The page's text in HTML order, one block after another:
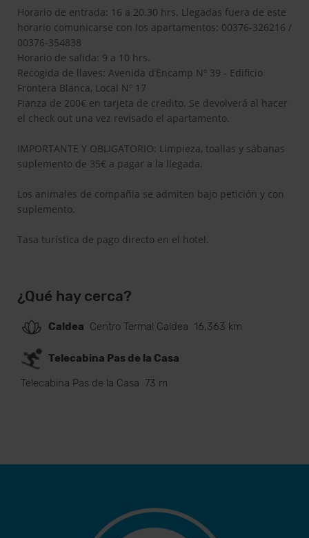
Horario de entrada: 16 a 20.30 hrs. Llegadas fuera de este
horario comunicarse con los apartamentos: 00376-326216 /
00376-354838
Horario de salida: 9 a 10 hrs.
Recogida de llaves: Avenida d’Encamp Nº 39 - Edificio
Frontera Blanca, Local Nº 17
Fianza de 200€ en tarjeta de credito. Se devolverá al hacer
el check out una vez revisado el apartamento.
IMPORTANTE Y OBLIGATORIO: Limpieza, toallas y sábanas
suplemento de 35€ a pagar a la llegada.
Los animales de compañia se admiten bajo petición y con
suplemento.
Tasa turística de pago directo en el hotel.
¿Qué hay cerca?
Caldea Centro Termal Caldea 16,363 km
Telecabina Pas de la Casa
Telecabina Pas de la Casa 73 m